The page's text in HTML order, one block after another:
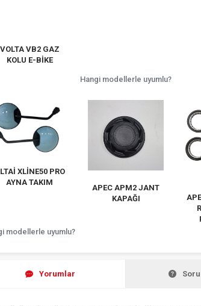
VOLTA VB2 GAZ
KOLU E-BİKE
Hangi modellerle uyumlu?
XLİNE50 PRO
AYNA TAKIM
modellerle uyumlu?
APEC APM2 JANT
KAPAĞI
Yorumlar